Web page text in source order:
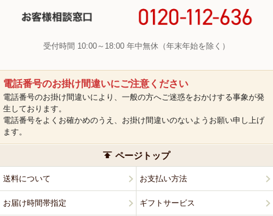
受付時間 10:00～18:00 年中無休（年末年始を除く）
電話番号のお掛け間違いにご注意ください
電話番号のお掛け間違いにより、一般の方へご迷惑をおかけする事象が発
生しております。
電話番号をよくお確かめのうえ、お掛け間違いのないようお願い申し上げ
ます。
ページトップ
送料について お支払い方法
お届け時間帯指定 ギフトサービス